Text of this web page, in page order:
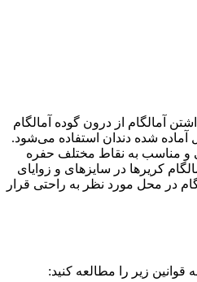
آمالگام از درون گوده آمالگام
آماده شده دندان استفاده می‌شود.
و مناسب به نقاط مختلف حفره
کریرها در سایزهای و زوایای
در محل مورد نظر به راحتی قرار
زیر را مطالعه کنید: